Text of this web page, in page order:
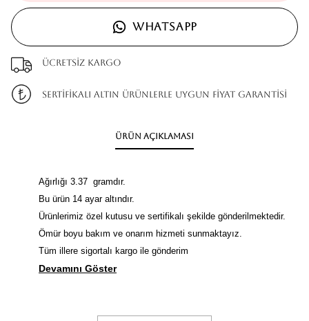
WHATSAPP
Ücretsiz kargo
SERTİFİKALI ALTIN ÜRÜNLERLE UYGUN FİYAT GARANTİSİ
Ürün Açıklaması
Ağırlığı 3.37 gramdır.
Bu ürün 14 ayar altındır.
Ürünlerimiz özel kutusu ve sertifikalı şekilde gönderilmektedir.
Ömür boyu bakım ve onarım hizmeti sunmaktayız.
Tüm illere sigortalı kargo ile gönderim
Devamını Göster